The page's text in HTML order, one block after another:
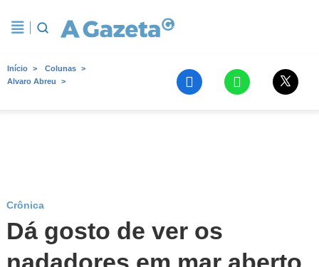
Início
Colunas
Alvaro Abreu
Crônica
Dá gosto de ver os